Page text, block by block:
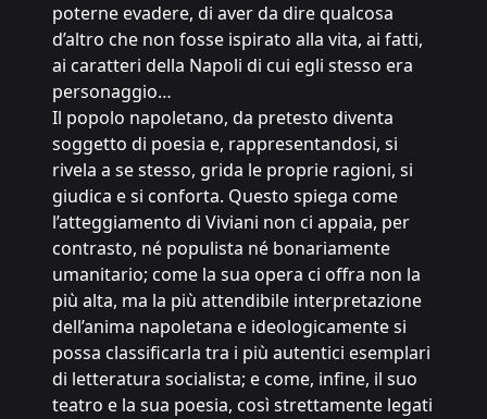
poterne evadere, di aver da dire qualcosa
d’altro che non fosse ispirato alla vita, ai fatti,
ai caratteri della Napoli di cui egli stesso era
personaggio…
Il popolo napoletano, da pretesto diventa
soggetto di poesia e, rappresentandosi, si
rivela a se stesso, grida le proprie ragioni, si
giudica e si conforta. Questo spiega come
l’atteggiamento di Viviani non ci appaia, per
contrasto, né populista né bonariamente
umanitario; come la sua opera ci offra non la
più alta, ma la più attendibile interpretazione
dell’anima napoletana e ideologicamente si
possa classificarla tra i più autentici esemplari
di letteratura socialista; e come, infine, il suo
teatro e la sua poesia, così strettamente legati